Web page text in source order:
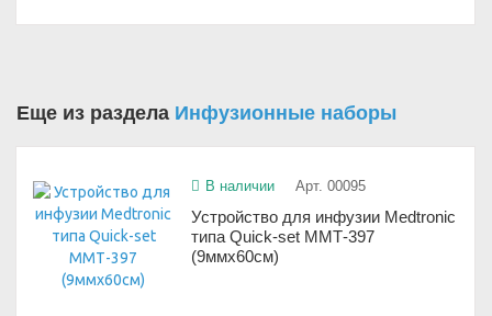
Еще из раздела Инфузионные наборы
В наличии Арт. 00095
Устройство для инфузии Medtronic
типа Quick-set ММТ-397
(9ммx60см)